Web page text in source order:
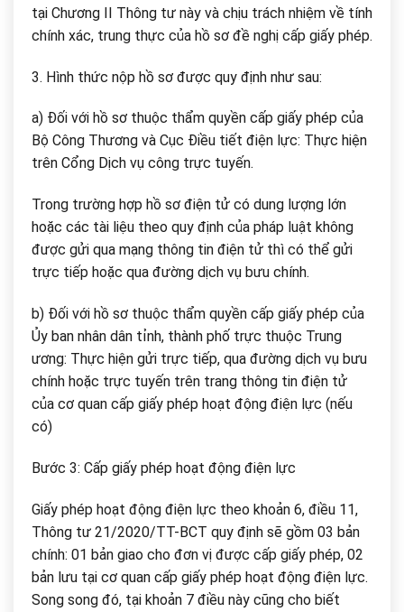
tại Chương II Thông tư này và chịu trách nhiệm về tính
chính xác, trung thực của hồ sơ đề nghị cấp giấy phép.
3. Hình thức nộp hồ sơ được quy định như sau:
a) Đối với hồ sơ thuộc thẩm quyền cấp giấy phép của
Bộ Công Thương và Cục Điều tiết điện lực: Thực hiện
trên Cổng Dịch vụ công trực tuyến.
Trong trường hợp hồ sơ điện tử có dung lượng lớn
hoặc các tài liệu theo quy định của pháp luật không
được gửi qua mạng thông tin điện tử thì có thể gửi
trực tiếp hoặc qua đường dịch vụ bưu chính.
b) Đối với hồ sơ thuộc thẩm quyền cấp giấy phép của
Ủy ban nhân dân tỉnh, thành phố trực thuộc Trung
ương: Thực hiện gửi trực tiếp, qua đường dịch vụ bưu
chính hoặc trực tuyến trên trang thông tin điện tử
của cơ quan cấp giấy phép hoạt động điện lực (nếu
có)
Bước 3: Cấp giấy phép hoạt động điện lực
Giấy phép hoạt động điện lực theo khoản 6, điều 11,
Thông tư 21/2020/TT-BCT quy định sẽ gồm 03 bản
chính: 01 bản giao cho đơn vị được cấp giấy phép, 02
bản lưu tại cơ quan cấp giấy phép hoạt động điện lực.
Song song đó, tại khoản 7 điều này cũng cho biết